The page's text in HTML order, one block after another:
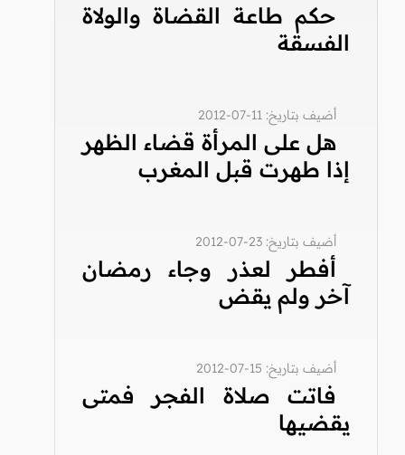
حكم طاعة القضاة والولاة
الفسقة
أضيف بتاريخ: 11-07-2012
هل على المرأة قضاء الظهر
إذا طهرت قبل المغرب
أضيف بتاريخ: 23-07-2012
أفطر لعذر وجاء رمضان
آخر ولم يقض
أضيف بتاريخ: 15-07-2012
فاتت صلاة الفجر فمتى
يقضيها